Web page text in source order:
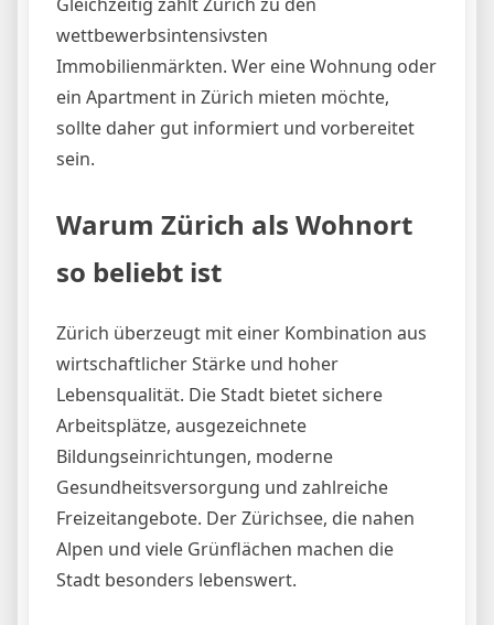
wettbewerbsintensivsten
Immobilienmärkten. Wer eine Wohnung oder
ein Apartment in Zürich mieten möchte,
sollte daher gut informiert und vorbereitet
sein.
Warum Zürich als Wohnort
so beliebt ist
Zürich überzeugt mit einer Kombination aus
wirtschaftlicher Stärke und hoher
Lebensqualität. Die Stadt bietet sichere
Arbeitsplätze, ausgezeichnete
Bildungseinrichtungen, moderne
Gesundheitsversorgung und zahlreiche
Freizeitangebote. Der Zürichsee, die nahen
Alpen und viele Grünflächen machen die
Stadt besonders lebenswert.